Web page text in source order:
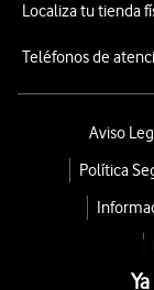
Localiza tu tienda
Teléfonos de
Aviso
Política